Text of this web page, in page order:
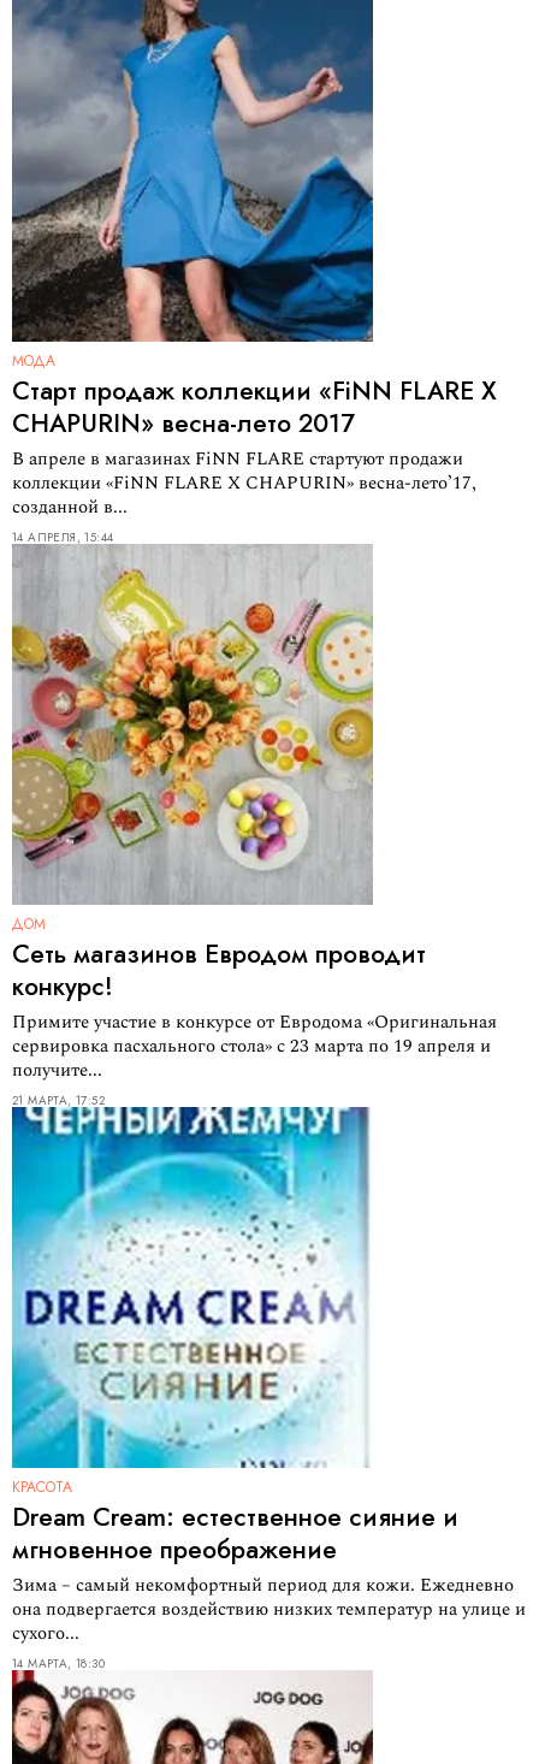
МОДА
Старт продаж коллекции «FiNN FLARE X
CHAPURIN» весна-лето 2017
В апреле в магазинах FiNN FLARE стартуют продажи
коллекции «FiNN FLARE X CHAPURIN» весна-лето’17,
созданной в...
14 АПРЕЛЯ, 15:44
ДОМ
Сеть магазинов Евродом проводит
конкурс!
Примите участие в конкурсе от Евродома «Оригинальная
сервировка пасхального стола» с 23 марта по 19 апреля и
получите...
21 МАРТА, 17:52
КРАСОТА
Dream Cream: естественное сияние и
мгновенное преображение
Зима – самый некомфортный период для кожи. Ежедневно
она подвергается воздействию низких температур на улице и
сухого...
14 МАРТА, 18:30